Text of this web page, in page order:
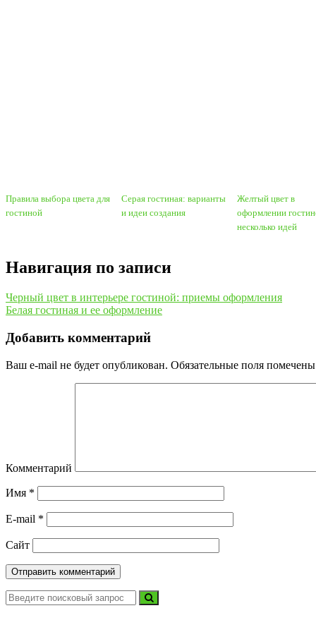
Правила выбора цвета для
гостиной
Серая гостиная: варианты
и идеи создания
Желтый цвет в
оформлении
несколько идей
Навигация по записи
Черный цвет в интерьере гостиной: приемы оформления
Белая гостиная и ее оформление
Добавить комментарий
Ваш e-mail не будет опубликован. Обязательные поля
Комментарий
Имя *
E-mail *
Сайт